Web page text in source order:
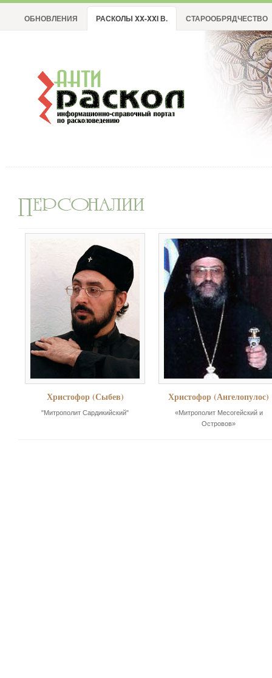
ОБНОВЛЕНИЯ РАСКОЛЫ XX-XXI В. СТАРООБРЯДЧЕСТВО
Христофор (Сыбев)
"Митрополит Сардикийский"
Христофор (Ангелопулос)
«Митрополит Месогейский и
Островов»